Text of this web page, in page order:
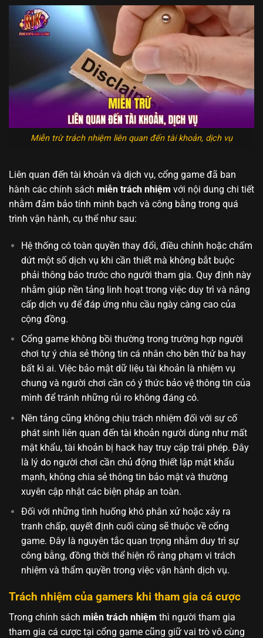
Miễn trừ trách nhiệm liên quan đến tài khoản, dịch vụ
Liên quan đến tài khoản và dịch vụ, cổng game đã ban
hành các chính sách miễn trách nhiệm với nội dung chi tiết
nhằm đảm bảo tính minh bạch và công bằng trong quá
trình vận hành, cụ thể như sau:
Hệ thống có toàn quyền thay đổi, điều chỉnh hoặc chấm
dứt một số dịch vụ khi cần thiết mà không bắt buộc
phải thông báo trước cho người tham gia. Quy định này
nhằm giúp nền tảng linh hoạt trong việc duy trì và nâng
cấp dịch vụ để đáp ứng nhu cầu ngày càng cao của
cộng đồng.
Cổng game không bồi thường trong trường hợp người
chơi tự ý chia sẻ thông tin cá nhân cho bên thứ ba hay
bất kì ai. Việc bảo mật dữ liệu tài khoản là nhiệm vụ
chung và người chơi cần có ý thức bảo vệ thông tin của
mình để tránh những rủi ro không đáng có.
Nền tảng cũng không chịu trách nhiệm đối với sự cố
phát sinh liên quan đến tài khoản người dùng như mất
mật khẩu, tài khoản bị hack hay truy cập trái phép. Đây
là lý do người chơi cần chủ động thiết lập mật khẩu
mạnh, không chia sẻ thông tin bảo mật và thường
xuyên cập nhật các biện pháp an toàn.
Đối với những tình huống khó phân xử hoặc xảy ra
tranh chấp, quyết định cuối cùng sẽ thuộc về cổng
game. Đây là nguyên tắc quan trọng nhằm duy trì sự
công bằng, đồng thời thể hiện rõ ràng phạm vi trách
nhiệm và thẩm quyền trong việc vận hành dịch vụ.
Trách nhiệm của gamers khi tham gia cá cược
Trong chính sách miễn trách nhiệm thì người tham gia
tham gia cá cược tại cổng game cũng giữ vai trò vô cùng